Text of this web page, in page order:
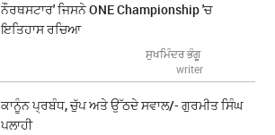
ਨੌਰਥਸਟਾਰ' ਜਿਸਨੇ ONE Championship 'ਚ
ਇਤਿਹਾਸ ਰਚਿਆ
ਸੁਖਮਿੰਦਰ ਭੰਗੂ
writer
ਕਾਨੂੰਨ ਪ੍ਰਬੰਧ, ਚੁੱਪ ਅਤੇ ਉੱਠਦੇ ਸਵਾਲ/- ਗੁਰਮੀਤ ਸਿੰਘ
ਪਲਾਹੀ